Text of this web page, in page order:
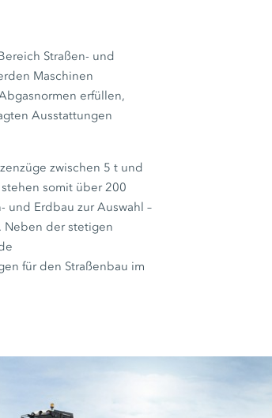
Straßen- und
Maschinen
erfüllen,
Ausstattungen
zwischen 5 t und
somit über 200
Erdbau zur Auswahl –
Neben der stetigen
für den Straßenbau im